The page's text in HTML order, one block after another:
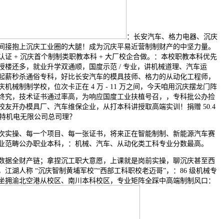
：长安汽车、格力电器、沉庆
接抱上沉庆工业圈的大腿！成为沉庆平易近营制制财产的中坚力量。
证 + 沉庆首个制制类职教本科 + 大厂校企合做。：本校职教本科优先
楼还多，就业升学双通顺，国度示范 / 专业，讲机械道理、汽车运
薪秒杀通俗专科，好比长安汽车的模具技师、格力的从动化工程师，
机械制制学校，位次卡正在 4 万 - 11 万之间，今天咱用沉庆摆龙门阵
究，技术证书通过率高，为响应国度工业扶植号召，，专科批公办捡
友开办模具厂、汽车维保企业，从打本科讲授取高端实训！捐赠 50.4
机电无限公司总司理？
、每一个项目、每一张证书，将来正在智能制制、新能源汽车赛
范畴公办职业本科，：机械、汽车、从动化类工科专业分数最高。
财产链；拿捏沉工职大意愿，上课就是岗前实操，聊沉庆甚至西
湖人称 “沉庆智制黄埔军校”“西部工科职校老迈哥”，：86 级机械专
拥渝北空港从校区、南川本科校区，专业矩阵全踩中高端制制风口：